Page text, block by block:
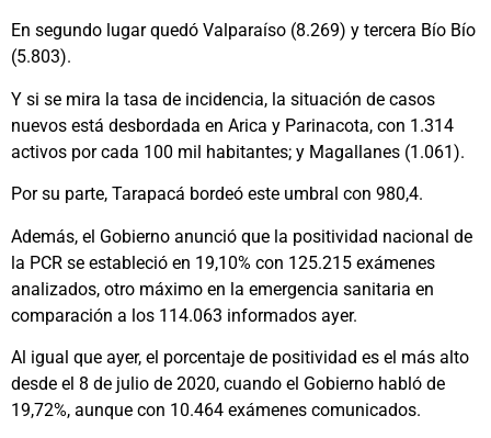
En segundo lugar quedó Valparaíso (8.269) y tercera Bío Bío
(5.803).
Y si se mira la tasa de incidencia, la situación de casos
nuevos está desbordada en Arica y Parinacota, con 1.314
activos por cada 100 mil habitantes; y Magallanes (1.061).
Por su parte, Tarapacá bordeó este umbral con 980,4.
Además, el Gobierno anunció que la positividad nacional de
la PCR se estableció en 19,10% con 125.215 exámenes
analizados, otro máximo en la emergencia sanitaria en
comparación a los 114.063 informados ayer.
Al igual que ayer, el porcentaje de positividad es el más alto
desde el 8 de julio de 2020, cuando el Gobierno habló de
19,72%, aunque con 10.464 exámenes comunicados.